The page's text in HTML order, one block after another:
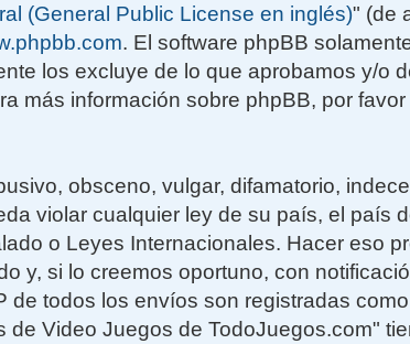
(General Public License en inglés)" (de
. El software phpBB
los excluye de lo que aprobamos y/o
más información sobre phpBB, por favor
obsceno, vulgar, difamatorio,
violar cualquier ley de su país, el país
o Leyes Internacionales. Hacer eso
y, si lo creemos oportuno, con
de todos los envíos son registradas
de Video Juegos de TodoJuegos.com"